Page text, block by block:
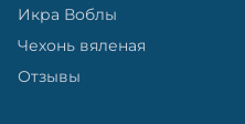
Икра Воблы
Чехонь вяленая
Отзывы